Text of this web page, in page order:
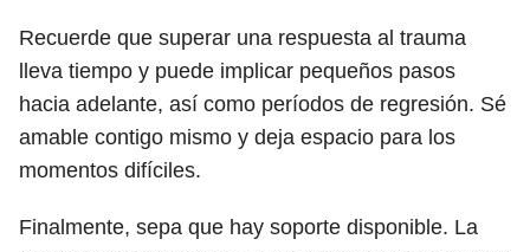
Recuerde que superar una respuesta al trauma
lleva tiempo y puede implicar pequeños pasos
hacia adelante, así como períodos de regresión. Sé
amable contigo mismo y deja espacio para los
momentos difíciles.
Finalmente, sepa que hay soporte disponible. La